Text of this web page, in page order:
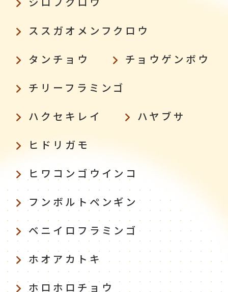
ススガオメンフクロウ
タンチョウ
チョウゲンボウ
チリーフラミンゴ
ハクセキレイ
ハヤブサ
ヒドリガモ
ヒワコンゴウインコ
フンボルトペンギン
ベニイロフラミンゴ
ホオアカトキ
ホロホロチョウ